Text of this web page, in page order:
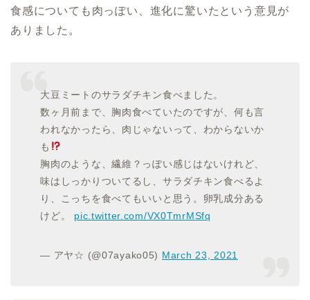
食感についても肉っぽい、進化に驚いたという意見が
ありました。
大豆ミートのサラダチキン食べました。
数ヶ月前まで、胸肉食べていたのですが、何も言
われなかったら、肉じゃないって、わからないか
も
胸肉のような、繊維？っぽい感じはないけれど、
味はしっかりついてるし、サラダチキン食べるよ
り、こっちを食べてもいいと思う。卵乳成分ある
けど。 pic.twitter.com/VX0TmrMSfq
— アヤ☆ (@07ayako05) March 23, 2021